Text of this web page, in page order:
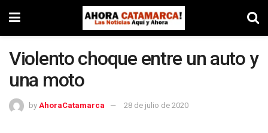
Violento choque entre un auto y
una moto
by AhoraCatamarca 28 de julio de 2020